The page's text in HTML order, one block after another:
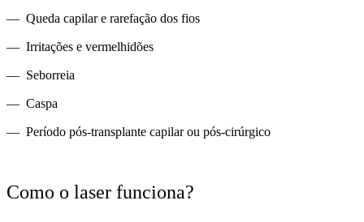
Queda capilar e rarefação dos fios
Irritações e vermelhidões
Seborreia
Caspa
Período pós-transplante capilar ou pós-cirúrgico
Como o laser funciona?